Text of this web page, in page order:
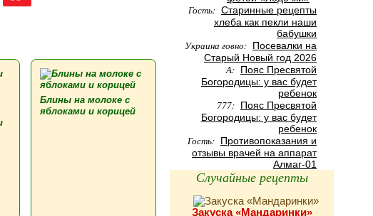
Блины на молоке с
яблоками и корицей
Гость: Старинные рецепты
хлеба как пекли наши
бабушки
Украина говно: Посевалки на
Старый Новый год 2026
А: Пояс Пресвятой
Богородицы: у вас будет
ребенок
777: Пояс Пресвятой
Богородицы: у вас будет
ребенок
Гость: Противопоказания и
отзывы врачей на аппарат
Алмаг-01
Случайные рецепты
Закуска «Мандаринки»